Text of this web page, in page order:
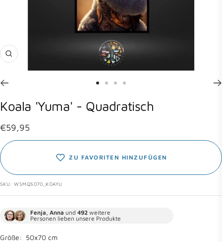
Zoom
1
Slide
2
Slide
3
Slide
4
Koala 'Yuma' - Quadratisch
Angebotspreis
€59,95
ZU FAVORITEN HINZUFÜGEN
SKU:WSMQ5070_KOAYU
Fenja, Anna und 492 weitere
Personen lieben unsere Produkte
Größe: 50x70 cm